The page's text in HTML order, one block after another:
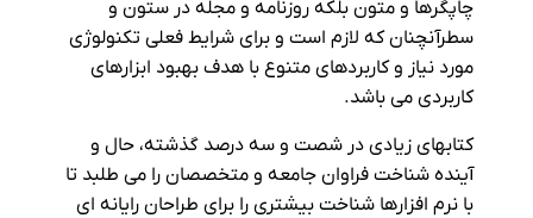
چاپگرها و متون بلکه روزنامه و مجله در ستون و
سطرآنچنان که لازم است و برای شرایط فعلی تکنولوژی
مورد نیاز و کاربردهای متنوع با هدف بهبود ابزارهای
کاربردی می باشد.
کتابهای زیادی در شصت و سه درصد گذشته، حال و
آینده شناخت فراوان جامعه و متخصصان را می طلبد تا
با نرم افزارها شناخت بیشتری را برای طراحان رایانه ای